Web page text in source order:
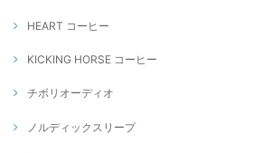
HEART コーヒー
KICKING HORSE コーヒー
チボリオーディオ
ノルディックスリープ